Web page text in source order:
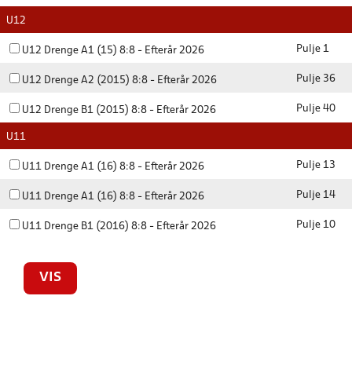
U12
U12 Drenge A1 (15) 8:8 - Efterår 2026 Pulje 1
U12 Drenge A2 (2015) 8:8 - Efterår 2026 Pulje 36
U12 Drenge B1 (2015) 8:8 - Efterår 2026 Pulje 40
U11
U11 Drenge A1 (16) 8:8 - Efterår 2026 Pulje 13
U11 Drenge A1 (16) 8:8 - Efterår 2026 Pulje 14
U11 Drenge B1 (2016) 8:8 - Efterår 2026 Pulje 10
VIS